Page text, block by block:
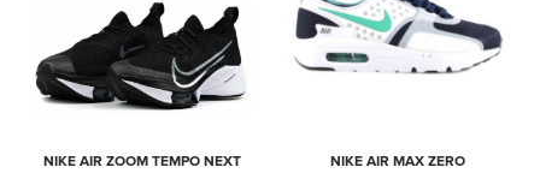
NIKE AIR ZOOM TEMPO NEXT
NIKE AIR MAX ZERO